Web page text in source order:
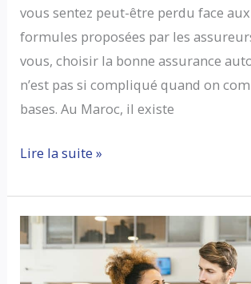
vous sentez peut-être perdu face
formules proposées par les
vous, choisir la bonne assurance
n’est pas si compliqué quand on
bases. Au Maroc, il existe
Les
d’assurance
auto
au
Maroc
Lire la suite »